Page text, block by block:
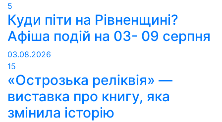
5
Куди піти на Рівненщині?
Афіша подій на 03- 09 серпня
03.08.2026
15
«Острозька реліквія» —
виставка про книгу, яка
змінила історію